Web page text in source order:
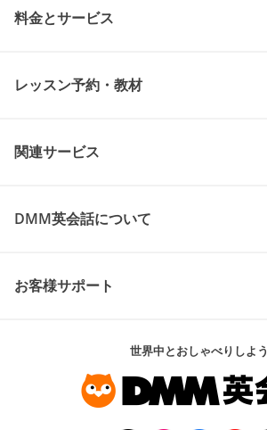
料金とサービス
レッスン予約・教材
関連サービス
DMM英会話について
お客様サポート
世界中とおしゃべりしよう